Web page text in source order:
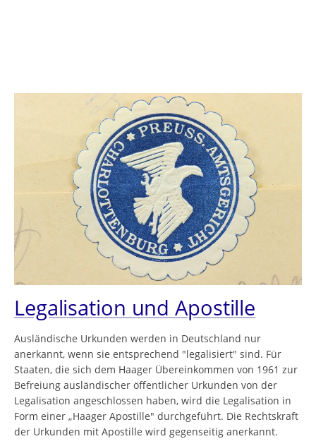
Legalisation und Apostille
Ausländische Urkunden werden in Deutschland nur
anerkannt, wenn sie entsprechend "legalisiert" sind. Für
Staaten, die sich dem Haager Übereinkommen von 1961 zur
Befreiung ausländischer öffentlicher Urkunden von der
Legalisation angeschlossen haben, wird die Legalisation in
Form einer „Haager Apostille" durchgeführt. Die Rechtskraft
der Urkunden mit Apostille wird gegenseitig anerkannt.